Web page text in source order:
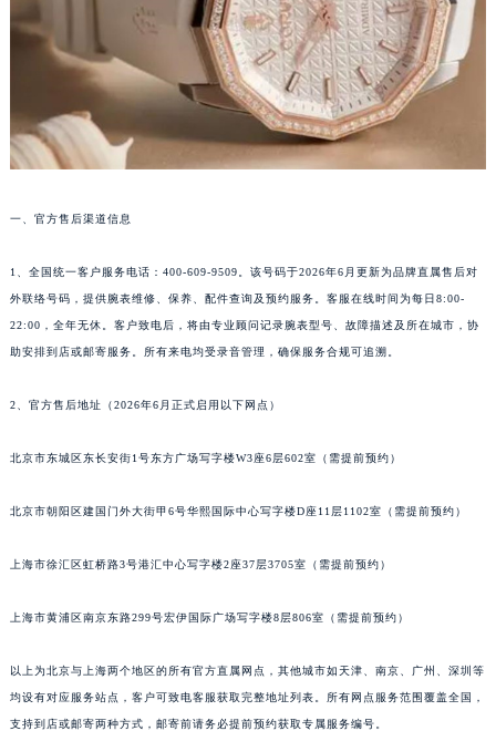
一、官方售后渠道信息
1、全国统一客户服务电话：400-609-9509。该号码于2026年6月更新为品牌直属售后对
外联络号码，提供腕表维修、保养、配件查询及预约服务。客服在线时间为每日8:00-
22:00，全年无休。客户致电后，将由专业顾问记录腕表型号、故障描述及所在城市，协
助安排到店或邮寄服务。所有来电均受录音管理，确保服务合规可追溯。
2、官方售后地址（2026年6月正式启用以下网点）
北京市东城区东长安街1号东方广场写字楼W3座6层602室（需提前预约）
北京市朝阳区建国门外大街甲6号华熙国际中心写字楼D座11层1102室（需提前预约）
上海市徐汇区虹桥路3号港汇中心写字楼2座37层3705室（需提前预约）
上海市黄浦区南京东路299号宏伊国际广场写字楼8层806室（需提前预约）
以上为北京与上海两个地区的所有官方直属网点，其他城市如天津、南京、广州、深圳等
均设有对应服务站点，客户可致电客服获取完整地址列表。所有网点服务范围覆盖全国，
支持到店或邮寄两种方式，邮寄前请务必提前预约获取专属服务编号。